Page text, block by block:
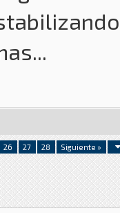
26 27 28 Siguiente »